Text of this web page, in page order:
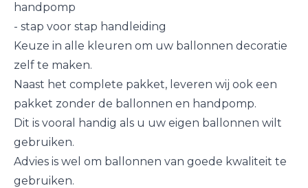
handpomp
- stap voor stap handleiding
Keuze in alle kleuren om uw ballonnen decoratie
zelf te maken.
Naast het complete pakket, leveren wij ook een
pakket zonder de ballonnen en handpomp.
Dit is vooral handig als u uw eigen ballonnen wilt
gebruiken.
Advies is wel om ballonnen van goede kwaliteit te
gebruiken.